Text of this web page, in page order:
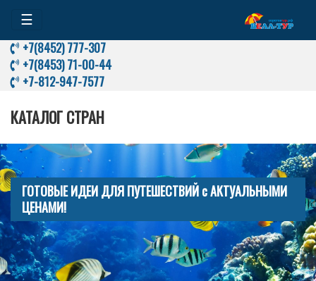
☰
+7(8452) 777-307
+7(8453) 71-00-44
+7-812-947-7577
КАТАЛОГ СТРАН
ГОТОВЫЕ ИДЕИ ДЛЯ ПУТЕШЕСТВИЙ с АКТУАЛЬНЫМИ
ЦЕНАМИ!